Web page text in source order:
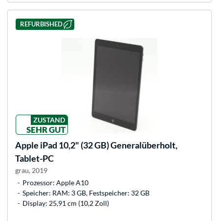
REFURBISHED
ZUSTAND
SEHR GUT
Apple iPad 10,2" (32 GB) Generalüberholt,
Tablet-PC
grau, 2019
Prozessor: Apple A10
Speicher: RAM: 3 GB, Festspeicher: 32 GB
Display: 25,91 cm (10,2 Zoll)